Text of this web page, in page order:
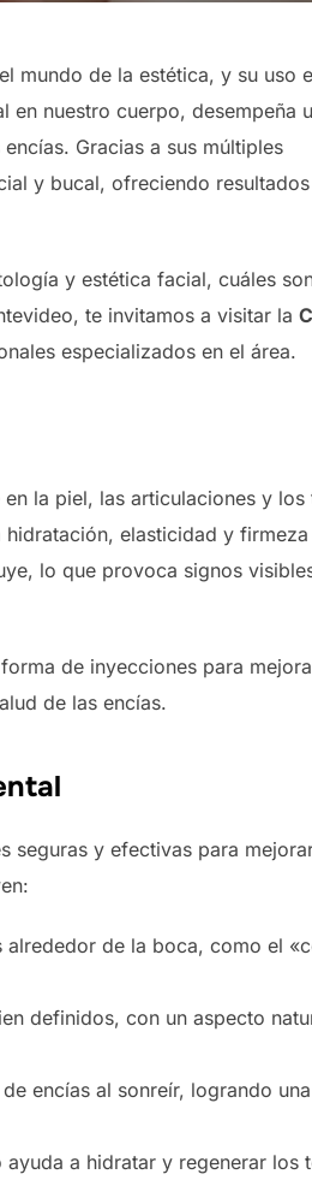
mundo de la estética, y su uso
nuestro cuerpo, desempeña
Gracias a sus múltiples
y bucal, ofreciendo resultados
y estética facial, cuáles
te invitamos a visitar la
especializados en el área.
la piel, las articulaciones y los
elasticidad y
lo que provoca signos
de inyecciones para
de las encías.
seguras y efectivas para
alrededor de la boca, como el
definidos, con un aspecto
encías al sonreír, logrando
a hidratar y regenerar los